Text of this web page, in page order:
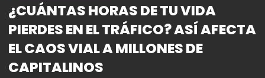
¿CUÁNTAS HORAS DE TU VIDA
PIERDES EN EL TRÁFICO? ASÍ AFECTA
EL CAOS VIAL A MILLONES DE
CAPITALINOS